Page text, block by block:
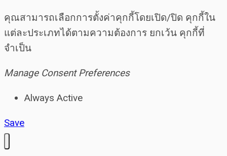
คุณสามารถเลือกการตั้งค่าคุกกี้โดยเปิด/ปิด คุกกี้ใน
แต่ละประเภทได้ตามความต้องการ ยกเว้น คุกกี้ที่
จำเป็น
Manage Consent Preferences
Always Active
Save